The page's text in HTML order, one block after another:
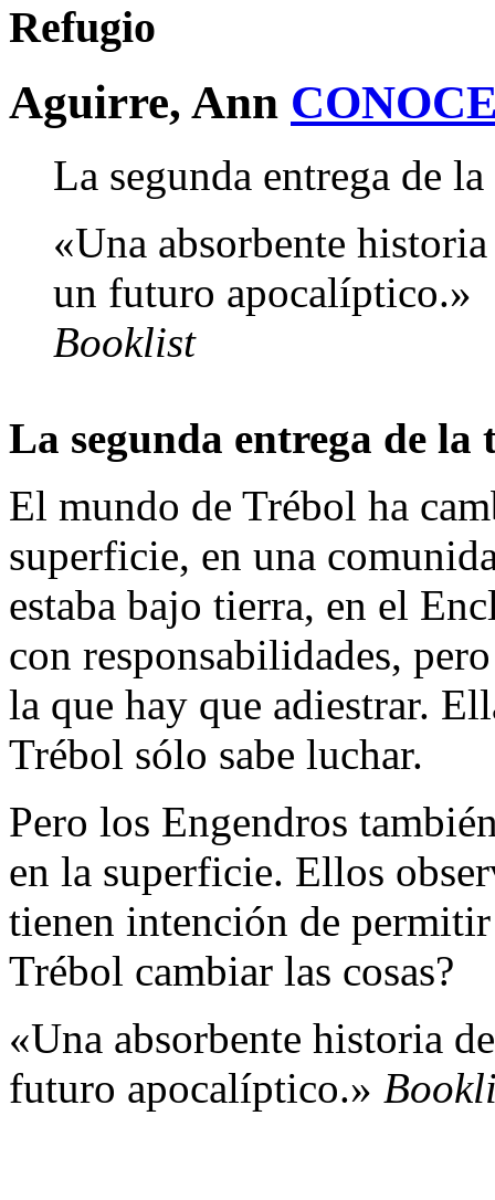
Refugio
Aguirre, Ann
La segunda entrega de
«Una absorbente
un futuro apocalíptico.»
Booklist
La segunda entrega de
El mundo de Trébol ha
superficie, en una
estaba bajo tierra, en el
con responsabilidades,
la que hay que adiestrar.
Trébol sólo sabe luchar.
Pero los Engendros
en la superficie. Ellos
tienen intención de
Trébol cambiar las cosas?
«Una absorbente historia
futuro apocalíptico.»